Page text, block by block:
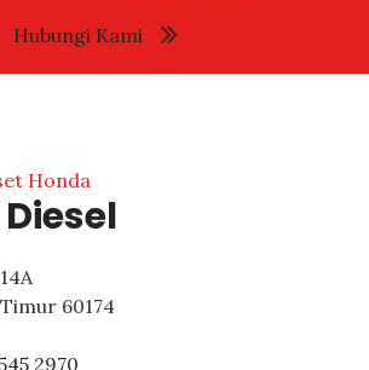
Hubungi Kami
Honda
60174
2970